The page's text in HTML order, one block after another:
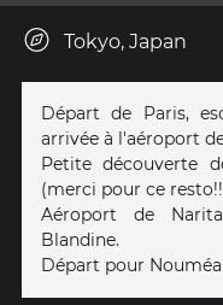
Tokyo, Japan
Départ de Paris,
arrivée à l'aéroport
Petite découverte
(merci pour ce
Aéroport de
Blandine.
Départ pour